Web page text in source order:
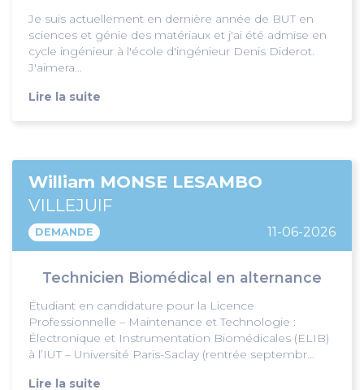
Je suis actuellement en dernière année de BUT en
sciences et génie des matériaux et j'ai été admise en
cycle ingénieur à l'école d'ingénieur Denis Diderot.
J'aimera...
Lire la suite
William MONSE LESAMBO
VILLEJUIF
DEMANDE 11-06-2026
Technicien Biomédical en alternance
Étudiant en candidature pour la Licence
Professionnelle – Maintenance et Technologie :
Électronique et Instrumentation Biomédicales (ELIB)
à l’IUT – Université Paris-Saclay (rentrée septembr...
Lire la suite